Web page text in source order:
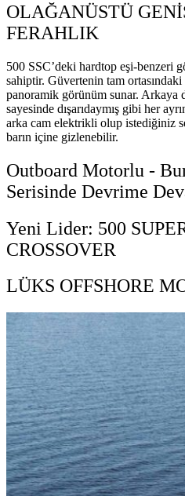
OLAĞANÜSTÜ
FERAHLIK
500 SSC’deki hardtop eşi-benzeri
sahiptir. Güvertenin tam
panoramik görünüm sunar. Arkaya
sayesinde dışarıdaymış gibi her
arka cam elektrikli olup istediğiniz
barın içine gizlenebilir.
Outboard Motorlu -
Serisinde Devrime
Yeni Lider: 500
CROSSOVER
LÜKS OFFSHORE